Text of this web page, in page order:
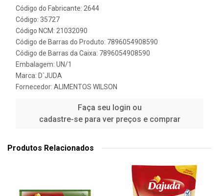
Código do Fabricante: 2644
Código: 35727
Código NCM: 21032090
Código de Barras do Produto: 7896054908590
Código de Barras da Caixa: 7896054908590
Embalagem: UN/1
Marca: D`JUDA
Fornecedor: ALIMENTOS WILSON
Faça seu login ou
cadastre-se para ver preços e comprar
Produtos Relacionados